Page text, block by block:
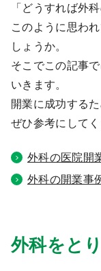
個別
診療
DtoDとは
「どうすれば外
このように思わ
しょうか。
そこでこの記事
いきます。
開業に成功する
ぜひ参考にしてく
外科の医院開
外科の開業事
外科をと